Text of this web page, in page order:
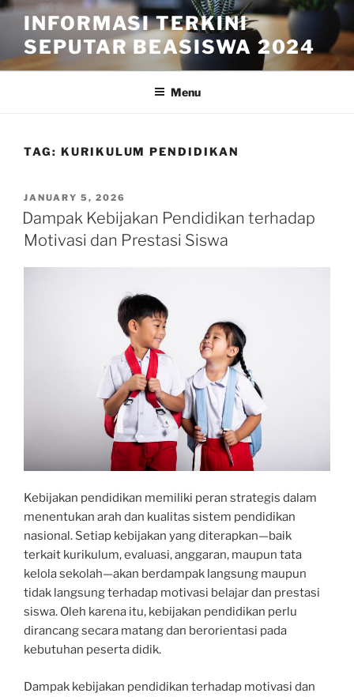
Skip
content
INFORMASI TERKINI
SEPUTAR BEASISWA 2024
Menu
TAG: KURIKULUM PENDIDIKAN
POSTED
ON
JANUARY 5, 2026
Dampak Kebijakan Pendidikan terhadap
Motivasi dan Prestasi Siswa
Kebijakan pendidikan memiliki peran strategis dalam
menentukan arah dan kualitas sistem pendidikan
nasional. Setiap kebijakan yang diterapkan—baik
terkait kurikulum, evaluasi, anggaran, maupun tata
kelola sekolah—akan berdampak langsung maupun
tidak langsung terhadap motivasi belajar dan prestasi
siswa. Oleh karena itu, kebijakan pendidikan perlu
dirancang secara matang dan berorientasi pada
kebutuhan peserta didik.
Dampak kebijakan pendidikan terhadap motivasi dan